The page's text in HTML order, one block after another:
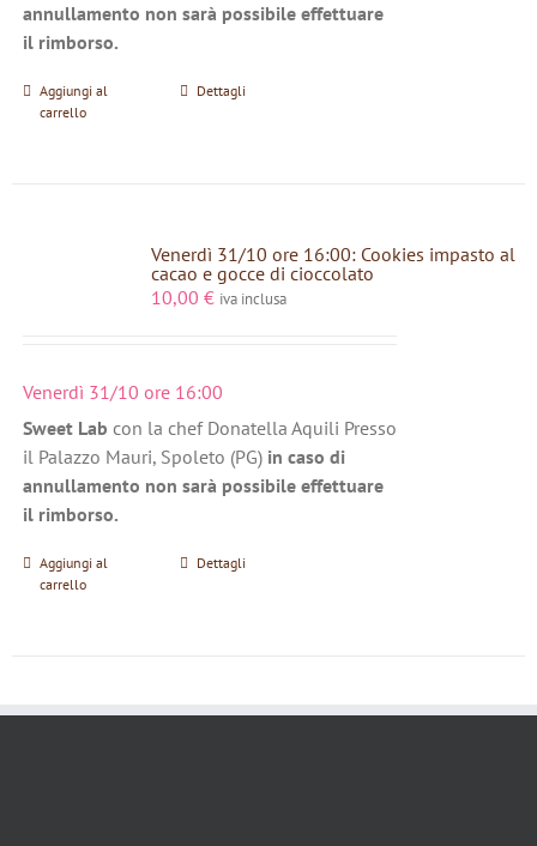
annullamento non sarà possibile effettuare
il rimborso.
Aggiungi al
carrello
Dettagli
Venerdì 31/10 ore 16:00: Cookies impasto al
cacao e gocce di cioccolato
10,00 € iva inclusa
Venerdì 31/10 ore 16:00
Sweet Lab con la chef Donatella Aquili Presso
il Palazzo Mauri, Spoleto (PG) in caso di
annullamento non sarà possibile effettuare
il rimborso.
Aggiungi al
carrello
Dettagli